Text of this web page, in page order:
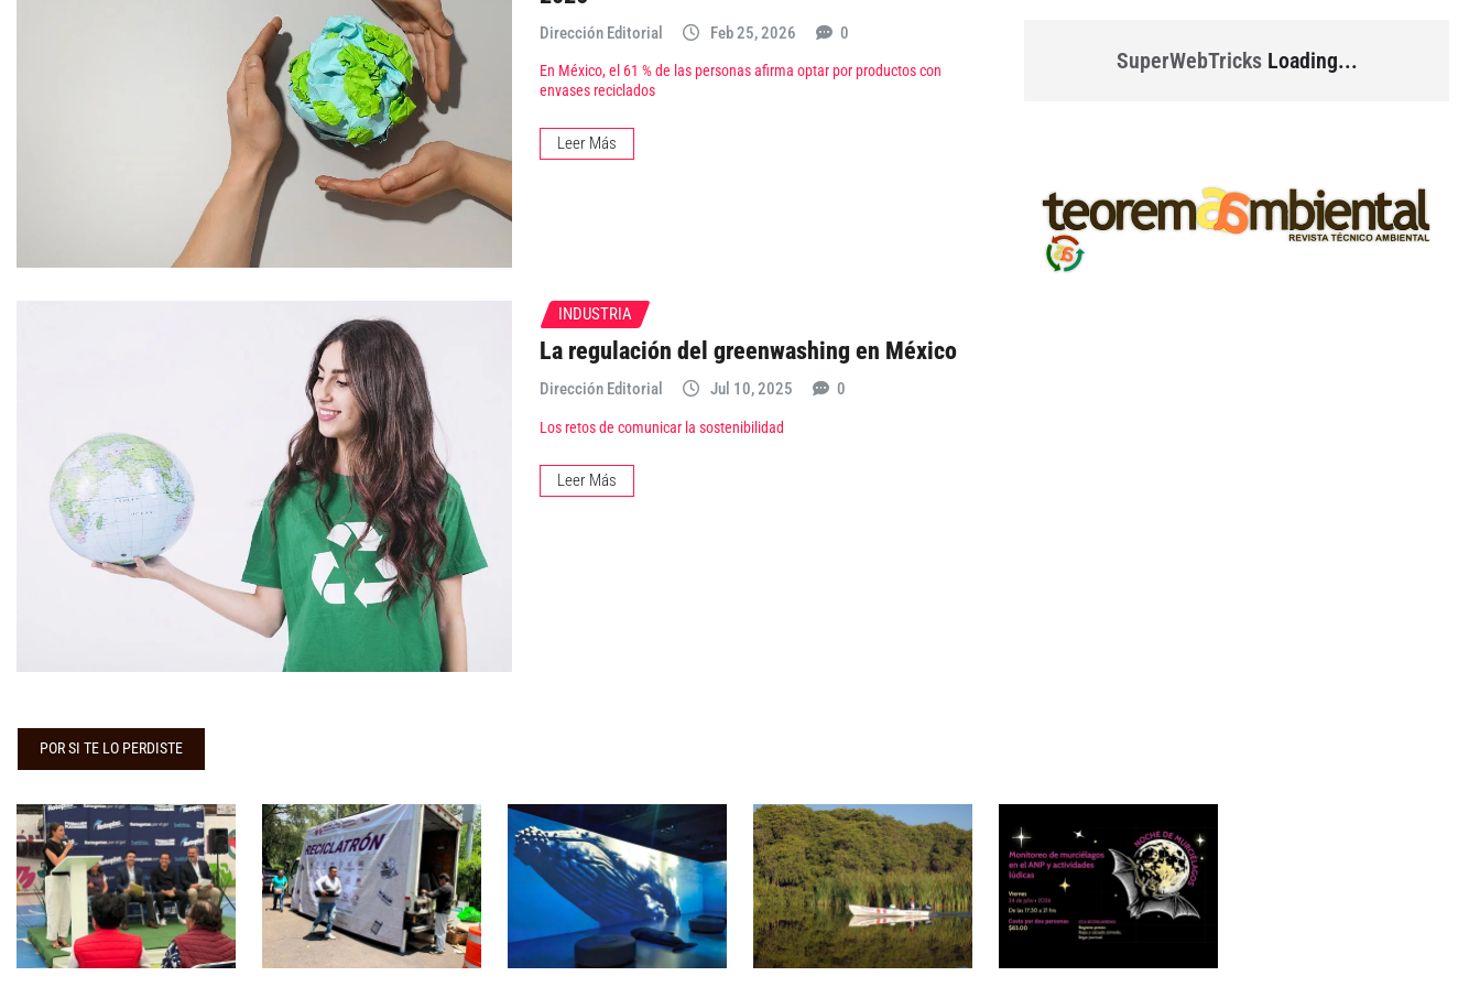
Dirección Editorial Feb 25, 2026 0
En México, el 61 % de las personas afirma optar por productos con
envases reciclados
Leer Más
INDUSTRIA
La regulación del greenwashing en México
Dirección Editorial Jul 10, 2025 0
Los retos de comunicar la sostenibilidad
Leer Más
SuperWebTricksLoading...
POR SI TE LO PERDISTE